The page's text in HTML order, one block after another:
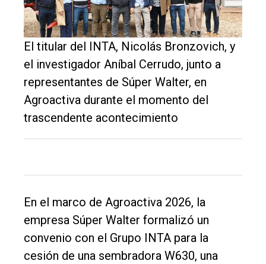
El
único
Inicio
Tendencia
El titular del INTA, Nicolás Bronzovich, y
el investigador Aníbal Cerrudo, junto a
representantes de Súper Walter, en
Agroactiva durante el momento del
trascendente acontecimiento
En el marco de Agroactiva 2026, la
empresa Súper Walter formalizó un
convenio con el Grupo INTA para la
cesión de una sembradora W630, una